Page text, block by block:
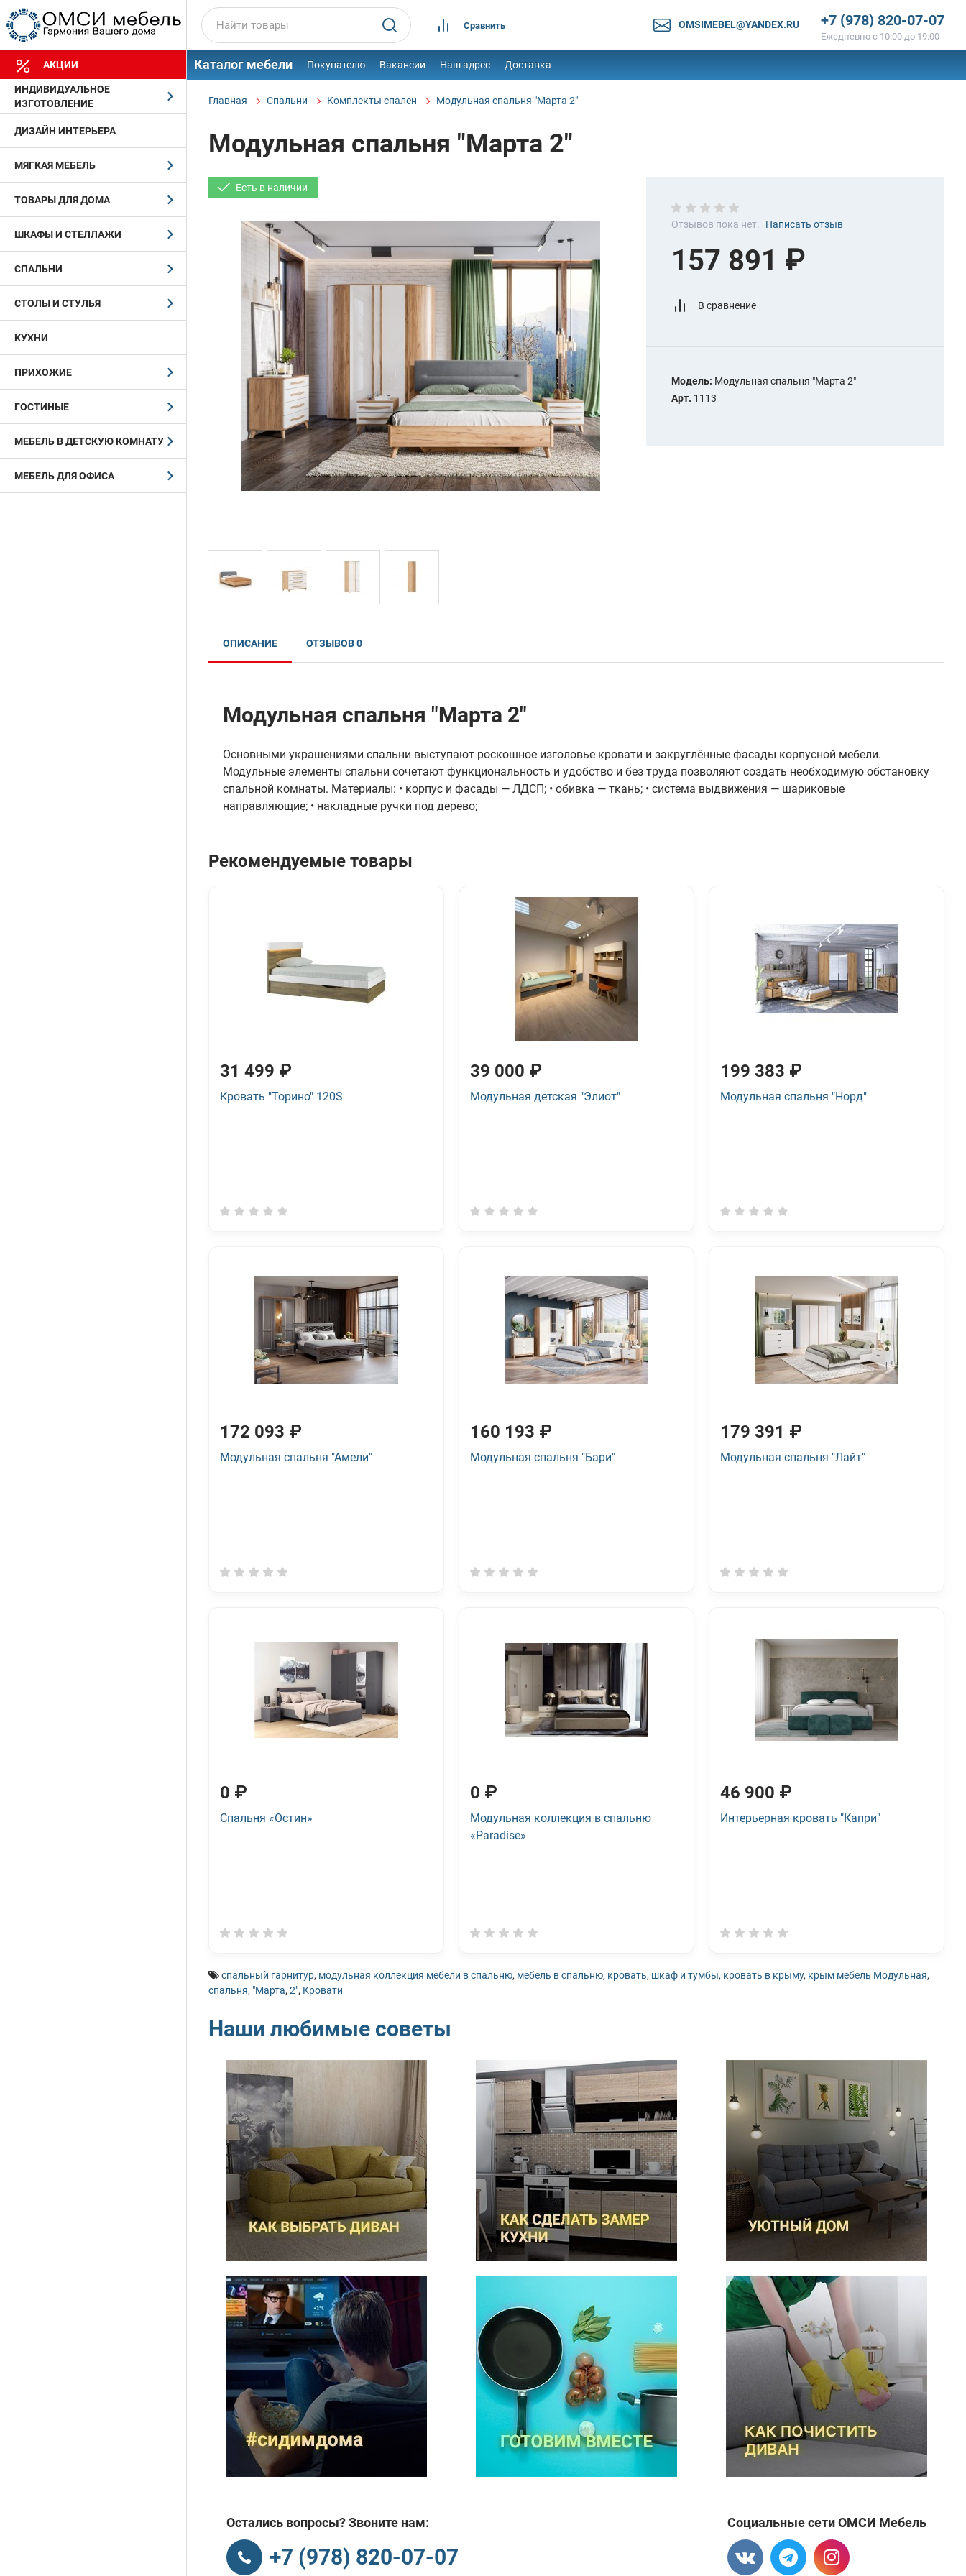
Каталог мебели Покупателю Вакансии Наш адрес Доставка
OMSIMEBEL@YANDEX.RU +7 (978) 820-07-07
Ежедневно с 10:00 до 19:00
АКЦИИ
ИНДИВИДУАЛЬНОЕ
ИЗГОТОВЛЕНИЕ
ДИЗАЙН ИНТЕРЬЕРА
МЯГКАЯ МЕБЕЛЬ
ТОВАРЫ ДЛЯ ДОМА
ШКАФЫ И СТЕЛЛАЖИ
СПАЛЬНИ
СТОЛЫ И СТУЛЬЯ
КУХНИ
ПРИХОЖИЕ
ГОСТИНЫЕ
МЕБЕЛЬ В ДЕТСКУЮ КОМНАТУ
МЕБЕЛЬ ДЛЯ ОФИСА
Сравнить
Главная Спальни Комплекты спален Модульная спальня "Марта 2"
Модульная спальня "Марта 2"
Есть в наличии
Отзывов пока нет. Написать отзыв
157 891 ₽
В сравнение
Модель: Модульная спальня "Марта 2"
Арт. 1113
ОПИСАНИЕ ОТЗЫВОВ0
Модульная спальня "Марта 2"
Основными украшениями спальни выступают роскошное изголовье кровати и закруглённые фасады корпусной мебели.
Модульные элементы спальни сочетают функциональность и удобство и без труда позволяют создать необходимую обстановку
спальной комнаты. Материалы: • корпус и фасады — ЛДСП; • обивка — ткань; • система выдвижения — шариковые
направляющие; • накладные ручки под дерево;
Рекомендуемые товары
31 499 ₽
Кровать "Торино" 120S
39 000 ₽
Модульная детская "Элиот"
199 383 ₽
Модульная спальня "Норд"
172 093 ₽
Модульная спальня "Амели"
160 193 ₽
Модульная спальня "Бари"
179 391 ₽
Модульная спальня "Лайт"
0 ₽
Спальня «Остин»
0 ₽
Модульная коллекция в спальню
«Paradise»
46 900 ₽
Интерьерная кровать "Капри"
спальный гарнитур, модульная коллекция мебели в спальню, мебель в спальню, кровать, шкаф и тумбы, кровать в крыму, крым мебель Модульная,
спальня, "Марта, 2", Кровати
Наши любимые советы
Остались вопросы? Звоните нам:
+7 (978) 820-07-07
Социальные сети ОМСИ Мебель